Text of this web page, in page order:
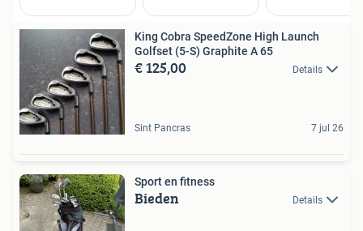
King Cobra SpeedZone High Launch
Golfset (5-S) Graphite A 65
€ 125,00 Details
Sint Pancras 7 jul 26
Sport en fitness
Bieden Details